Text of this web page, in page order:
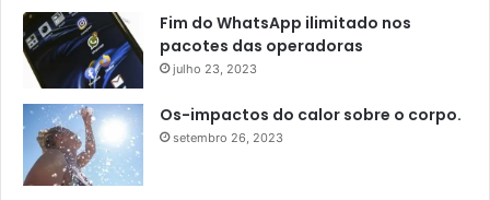
Fim do WhatsApp ilimitado nos
pacotes das operadoras
julho 23, 2023
Os-impactos do calor sobre o corpo.
setembro 26, 2023